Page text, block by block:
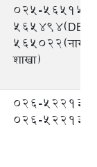
025-
शाखा)
०२६-५२२१३१,
०२६-५२२१३२